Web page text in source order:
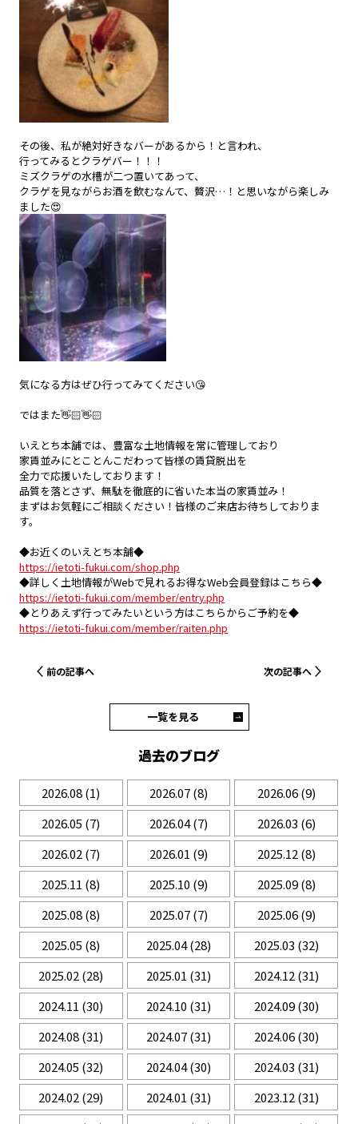
その後、私が絶対好きなバーがあるから！と言われ、
行ってみるとクラゲバー！！！
ミズクラゲの水槽が二つ置いてあって、
クラゲを見ながらお酒を飲むなんて、贅沢…！と思いながら楽しみ
ました😍
気になる方はぜひ行ってみてください😘
ではまた👋🏻👋🏻
いえとち本舗では、豊富な土地情報を常に管理しており
家賃並みにとことんこだわって皆様の賃貸脱出を
全力で応援いたしております！
品質を落とさず、無駄を徹底的に省いた本当の家賃並み！
まずはお気軽にご相談ください！皆様のご来店お待ちしておりま
す。
◆お近くのいえとち本舗◆
https://ietoti-fukui.com/shop.php
◆詳しく土地情報がWebで見れるお得なWeb会員登録はこちら◆
https://ietoti-fukui.com/member/entry.php
◆とりあえず行ってみたいという方はこちらからご予約を◆
https://ietoti-fukui.com/member/raiten.php
前の記事へ
一覧を見る
次の記事へ
過去のブログ
2026.08(1) 2026.07(8) 2026.06(9)
2026.05 (7) 2026.04(7) 2026.03 (6)
2026.02(7) 2026.01 (9) 2025.12(8)
2025.11 (8) 2025.10 (9) 2025.09(8)
2025.08(8) 2025.07(7) 2025.06(9)
2025.05 (8) 2025.04(28) 2025.03 (32)
2025.02(28) 2025.01 (31) 2024.12(31)
2024.11 (30) 2024.10 (31) 2024.09(30)
2024.08(31) 2024.07(31) 2024.06(30)
2024.05 (32) 2024.04(30) 2024.03 (31)
2024.02(29) 2024.01 (31) 2023.12(31)